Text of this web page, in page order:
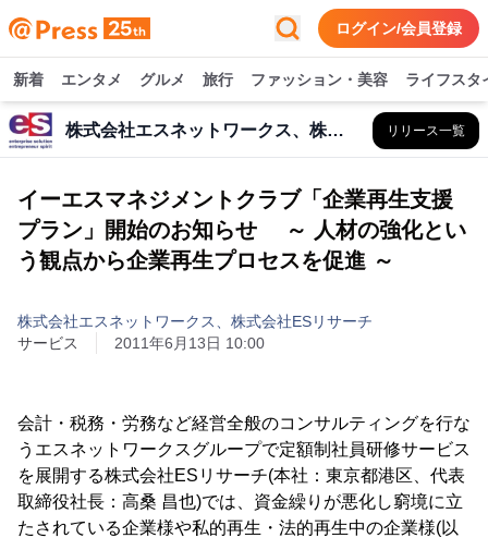
ログイン/会員登録
新着 エンタメ グルメ 旅行 ファッション・美容 ライフスタ
株式会社エスネットワークス、株式会社ESリサーチ リリース一覧
イーエスマネジメントクラブ「企業再生支援
プラン」開始のお知らせ ～ 人材の強化とい
う観点から企業再生プロセスを促進 ～
株式会社エスネットワークス、株式会社ESリサーチ
サービス
2011年6月13日 10:00
会計・税務・労務など経営全般のコンサルティングを行な
うエスネットワークスグループで定額制社員研修サービス
を展開する株式会社ESリサーチ(本社：東京都港区、代表
取締役社長：高桑 昌也)では、資金繰りが悪化し窮境に立
たされている企業様や私的再生・法的再生中の企業様(以